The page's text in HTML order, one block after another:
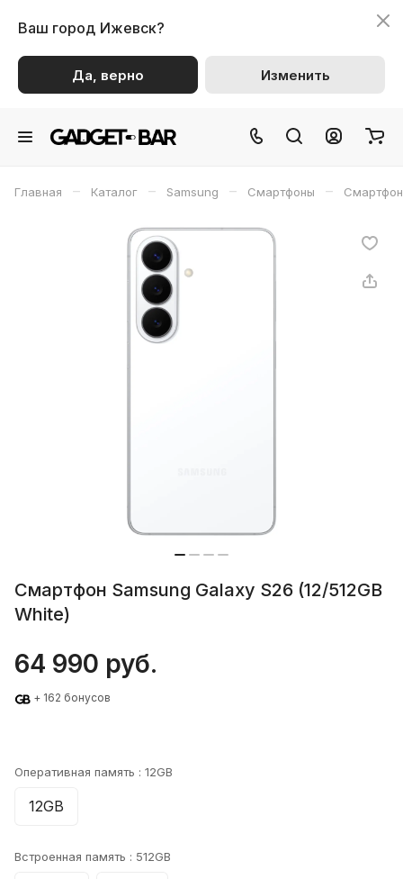
Ваш город Ижевск?
Да, верно Изменить
Главная – Каталог – Samsung – Смартфоны –
Смартфон Samsung Galaxy S26 (12/512GB
White)
64 990 руб.
+ 162 бонусов
Оперативная память : 12GB
12GB
Встроенная память : 512GB